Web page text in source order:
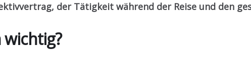
der Tätigkeit während der Reise und den